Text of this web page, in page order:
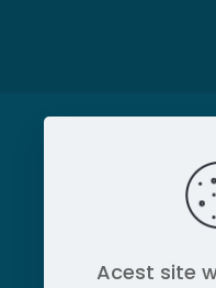
Politica de
Acest site